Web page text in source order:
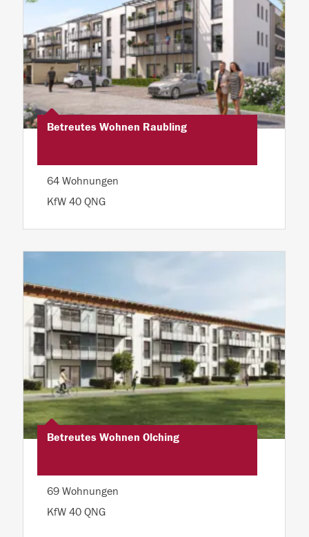
Betreutes Wohnen Raubling
64 Wohnungen
KfW 40 QNG
Betreutes Wohnen Olching
69 Wohnungen
KfW 40 QNG